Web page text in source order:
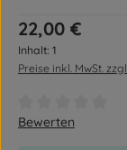
Regulärer Preis:
22,00 €
Inhalt: 1
Preise inkl. MwSt.
Durchschnittliche
Bewerten